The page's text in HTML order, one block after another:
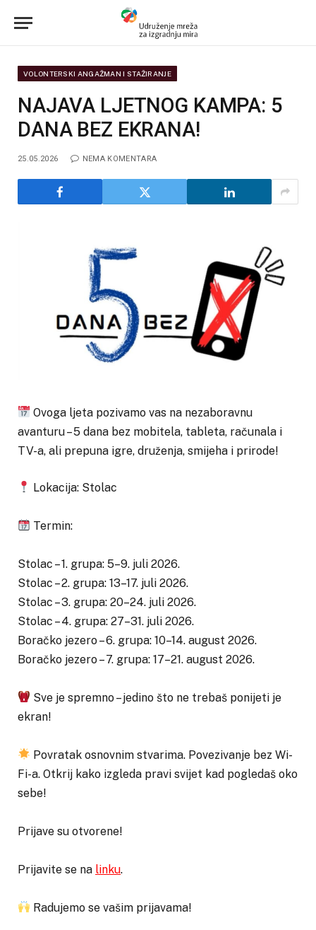
VOLONTERSKI ANGAŽMAN I STAŽIRANJE
NAJAVA LJETNOG KAMPA: 5
DANA BEZ EKRANA!
25.05.2026 NEMA KOMENTARA
Ovoga ljeta pozivamo vas na nezaboravnu
avanturu – 5 dana bez mobitela, tableta, računala i
TV-a, ali prepuna igre, druženja, smijeha i prirode!
Lokacija: Stolac
Termin:
Stolac – 1. grupa: 5–9. juli 2026.
Stolac – 2. grupa: 13–17. juli 2026.
Stolac – 3. grupa: 20–24. juli 2026.
Stolac – 4. grupa: 27–31. juli 2026.
Boračko jezero – 6. grupa: 10–14. august 2026.
Boračko jezero – 7. grupa: 17–21. august 2026.
Sve je spremno – jedino što ne trebaš ponijeti je
ekran!
Povratak osnovnim stvarima. Povezivanje bez Wi-
Fi-a. Otkrij kako izgleda pravi svijet kad pogledaš oko
sebe!
Prijave su otvorene!
Prijavite se na linku.
Radujemo se vašim prijavama!